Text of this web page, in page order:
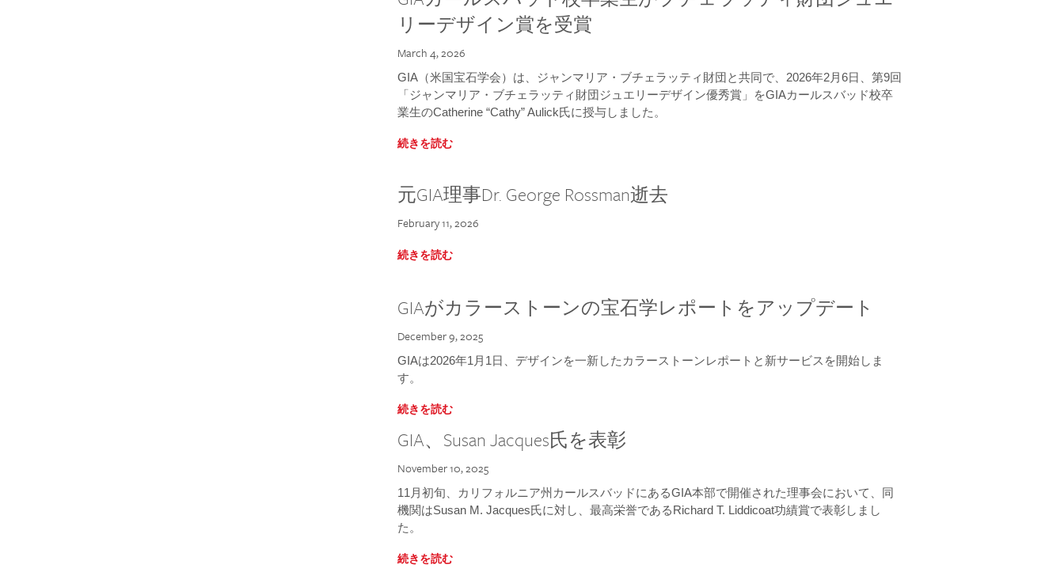
リーデザイン賞を受賞
March 4, 2026
GIA（米国宝石学会）は、ジャンマリア・ブチェラッティ財団と共同で、2026年2月6日、第9回
「ジャンマリア・ブチェラッティ財団ジュエリーデザイン優秀賞」をGIAカールスバッド校卒
業生のCatherine “Cathy” Aulick氏に授与しました。
続きを読む
元GIA理事Dr. George Rossman逝去
February 11, 2026
続きを読む
GIAがカラーストーンの宝石学レポートをアップデート
December 9, 2025
GIAは2026年1月1日、デザインを一新したカラーストーンレポートと新サービスを開始しま
す。
続きを読む
GIA、Susan Jacques氏を表彰
November 10, 2025
11月初旬、カリフォルニア州カールスバッドにあるGIA本部で開催された理事会において、同
機関はSusan M. Jacques氏に対し、最高栄誉であるRichard T. Liddicoat功績賞で表彰しまし
た。
続きを読む